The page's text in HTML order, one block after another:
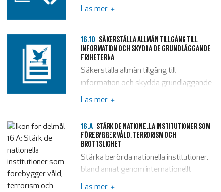
födelseregistrering.
Läs mer
16.10 SÄKERSTÄLLA ALLMÄN TILLGÅNG TILL
INFORMATION OCH SKYDDA DE GRUNDLÄGGANDE
FRIHETERNA
Säkerställa allmän tillgång till
information och skydda grundläggande
friheter, i enlighet med nationell
Läs mer
16.A STÄRK DE NATIONELLA INSTITUTIONER SOM
FÖREBYGGER VÅLD, TERRORISM OCH
BROTTSLIGHET
Stärka berörda nationella institutioner,
bland annat genom internationellt
samarbete, i syfte att bygga upp
Läs mer